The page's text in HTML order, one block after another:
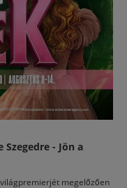
- Jön a
megelőzően